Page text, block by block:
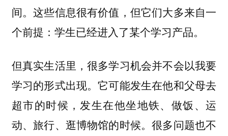
间。这些信息很有价值，但它们大多来自一
个前提：学生已经进入了某个学习产品。
但真实生活里，很多学习机会并不会以我要
学习的形式出现。它可能发生在他和父母去
超市的时候，发生在他坐地铁、做饭、运
动、旅行、逛博物馆的时候。很多问题也不